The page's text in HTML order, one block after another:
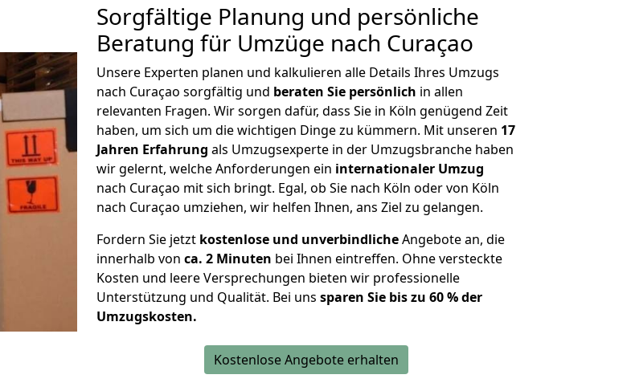
Sorgfältige Planung und persönliche
Beratung für Umzüge nach Curaçao
Unsere Experten planen und kalkulieren alle Details Ihres Umzugs
nach Curaçao sorgfältig und beraten Sie persönlich in allen
relevanten Fragen. Wir sorgen dafür, dass Sie in Köln genügend Zeit
haben, um sich um die wichtigen Dinge zu kümmern. Mit unseren 17
Jahren Erfahrung als Umzugsexperte in der Umzugsbranche haben
wir gelernt, welche Anforderungen ein internationaler Umzug
nach Curaçao mit sich bringt. Egal, ob Sie nach Köln oder von Köln
nach Curaçao umziehen, wir helfen Ihnen, ans Ziel zu gelangen.
Fordern Sie jetzt kostenlose und unverbindlicheAngebote an, die
innerhalb von ca. 2 Minuten bei Ihnen eintreffen. Ohne versteckte
Kosten und leere Versprechungen bieten wir professionelle
Unterstützung und Qualität. Bei uns sparen Sie bis zu 60 % der
Umzugskosten.
Kostenlose Angebote erhalten